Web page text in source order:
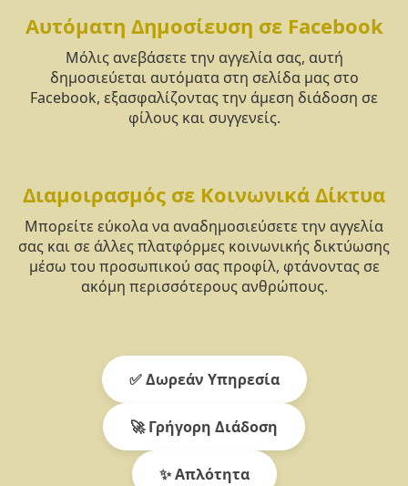
Αυτόματη Δημοσίευση σε Facebook
Μόλις ανεβάσετε την αγγελία σας, αυτή
δημοσιεύεται αυτόματα στη σελίδα μας στο
Facebook, εξασφαλίζοντας την άμεση διάδοση σε
φίλους και συγγενείς.
Διαμοιρασμός σε Κοινωνικά Δίκτυα
Μπορείτε εύκολα να αναδημοσιεύσετε την αγγελία
σας και σε άλλες πλατφόρμες κοινωνικής δικτύωσης
μέσω του προσωπικού σας προφίλ, φτάνοντας σε
ακόμη περισσότερους ανθρώπους.
✅ Δωρεάν Υπηρεσία
🚀 Γρήγορη Διάδοση
✨ Απλότητα